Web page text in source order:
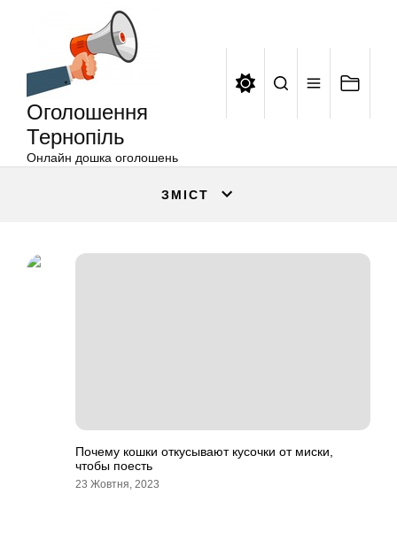
Оголошення
Тернопіль
Онлайн дошка оголошень
ЗМІСТ
Почему кошки откусывают кусочки от миски,
чтобы поесть
23 Жовтня, 2023